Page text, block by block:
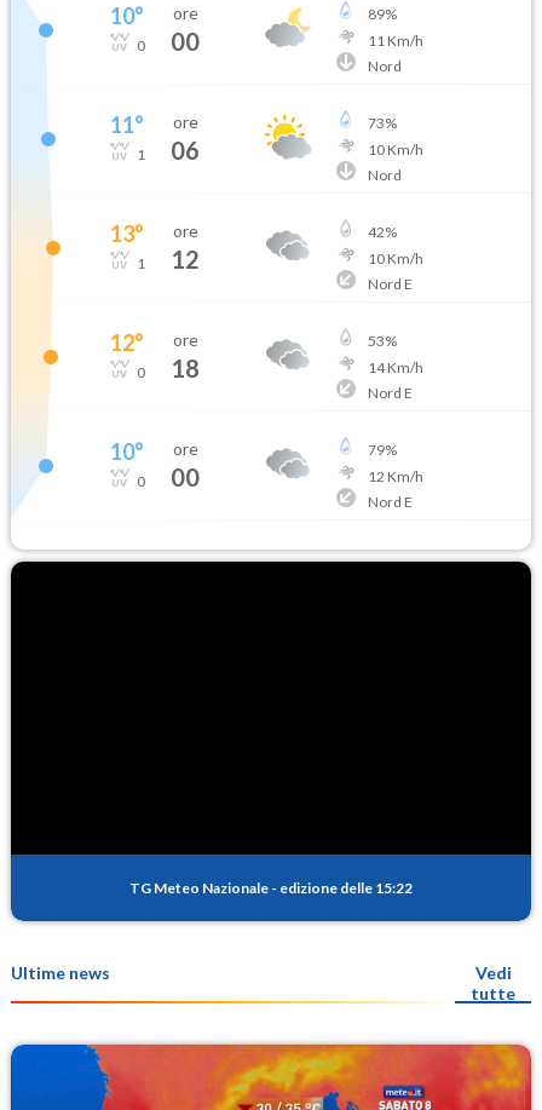
10°
0
ore
00
89%
11 Km/h
Nord
11°
1
ore
06
73%
10Km/h
Nord
13°
1
ore
12
42%
10Km/h
Nord E
12°
0
ore
18
53%
14Km/h
Nord E
10°
0
ore
00
79%
12 Km/h
Nord E
TG Meteo Nazionale - edizione delle 15:22
Ultime news
Vedi
tutte